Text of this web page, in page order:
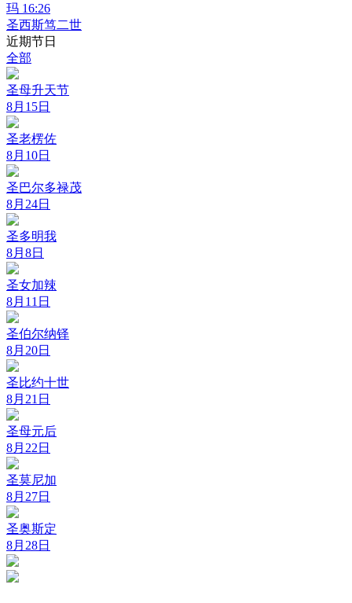
玛 16:26
圣西斯笃二世
近期节日
全部
圣母升天节
8月15日
圣老楞佐
8月10日
圣巴尔多禄茂
8月24日
圣多明我
8月8日
圣女加辣
8月11日
圣伯尔纳铎
8月20日
圣比约十世
8月21日
圣母元后
8月22日
圣莫尼加
8月27日
圣奥斯定
8月28日